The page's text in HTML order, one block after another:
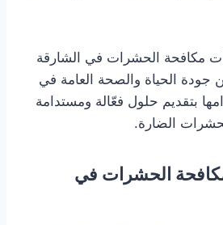
مكافحة الحشرات في الشارقة
جودة الحياة والصحة العامة في
بتقديم حلول فعّالة ومستدامة
الضارة.
الحشرات في